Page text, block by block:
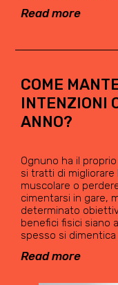
Read more
COME
INTENZIONI
ANNO?
Ognuno ha il
si tratti di
muscolare o
cimentarsi in gare,
determinato
benefici fisici siano
spesso si
Read more